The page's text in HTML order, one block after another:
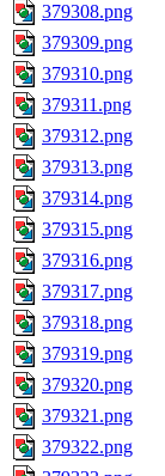
379308.png
379309.png
379310.png
379311.png
379312.png
379313.png
379314.png
379315.png
379316.png
379317.png
379318.png
379319.png
379320.png
379321.png
379322.png